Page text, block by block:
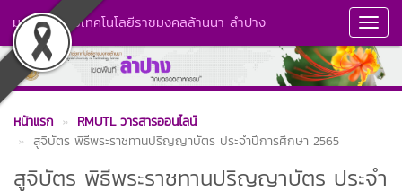
มหาวิทยาลัยเทคโนโลยีราชมงคลล้านนา ลำปาง
หน้าแรก
RMUTL วารสารออนไลน์
สูจิบัตร พิธีพระราชทานปริญญาบัตร ประจำปีการศึกษา 2565
สูจิบัตร พิธีพระราชทานปริญญาบัตร ประจำ